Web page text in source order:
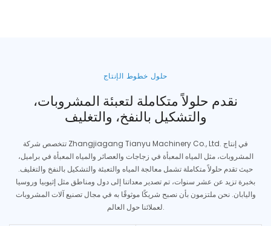
حلول خطوط الإنتاج
نقدم حلولاً متكاملة لتعبئة المشروبات،
والتشكيل بالنفخ، والتغليف
تتخصص شركة Zhangjiagang Tianyu Machinery Co., Ltd. في إنتاج
المشروبات، مثل المياه المعبأة في زجاجات والعصائر والمياه المعبأة في براميل،
حيث تقدم حلولاً متكاملة تشمل معالجة المياه والتعبئة والتشكيل بالنفخ والتغليف.
بخبرة تزيد عن عشر سنوات، تم تصدير معداتنا إلى دول ومناطق مثل إثيوبيا وروسيا
واليابان. نحن ملتزمون بأن نصبح شريكًا موثوقًا به في مجال تصنيع آلات المشروبات
لعملائنا حول العالم.